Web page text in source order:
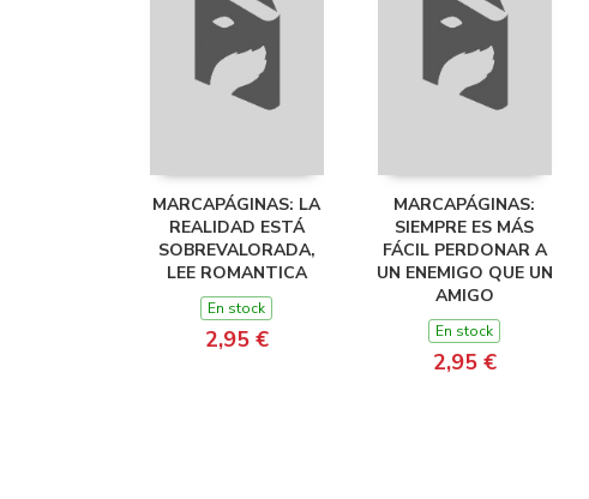
MARCAPÁGINAS: LA
REALIDAD ESTÁ
SOBREVALORADA,
LEE ROMANTICA
En stock
2,95 €
MARCAPÁGINAS:
SIEMPRE ES MÁS
FÁCIL PERDONAR A
UN ENEMIGO QUE UN
AMIGO
En stock
2,95 €